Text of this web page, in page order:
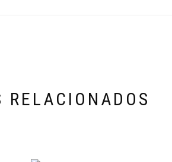
RELACIONADOS